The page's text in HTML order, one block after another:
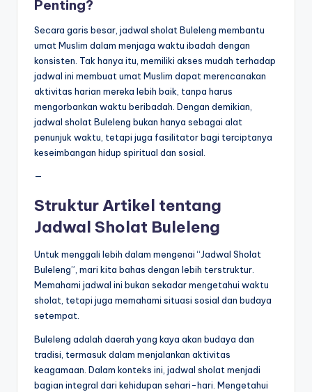
Penting?
Secara garis besar, jadwal sholat Buleleng membantu
umat Muslim dalam menjaga waktu ibadah dengan
konsisten. Tak hanya itu, memiliki akses mudah terhadap
jadwal ini membuat umat Muslim dapat merencanakan
aktivitas harian mereka lebih baik, tanpa harus
mengorbankan waktu beribadah. Dengan demikian,
jadwal sholat Buleleng bukan hanya sebagai alat
penunjuk waktu, tetapi juga fasilitator bagi terciptanya
keseimbangan hidup spiritual dan sosial.
—
Struktur Artikel tentang
Jadwal Sholat Buleleng
Untuk menggali lebih dalam mengenai “Jadwal Sholat
Buleleng”, mari kita bahas dengan lebih terstruktur.
Memahami jadwal ini bukan sekadar mengetahui waktu
sholat, tetapi juga memahami situasi sosial dan budaya
setempat.
Buleleng adalah daerah yang kaya akan budaya dan
tradisi, termasuk dalam menjalankan aktivitas
keagamaan. Dalam konteks ini, jadwal sholat menjadi
bagian integral dari kehidupan sehari-hari. Mengetahui